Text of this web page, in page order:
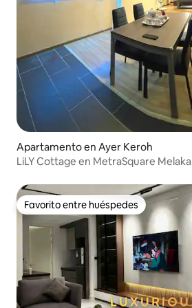
Apartamento en Ayer Keroh
LiLY Cottage en MetraSquare Melaka
Favorito entre huéspedes
Favorito entre huéspedes